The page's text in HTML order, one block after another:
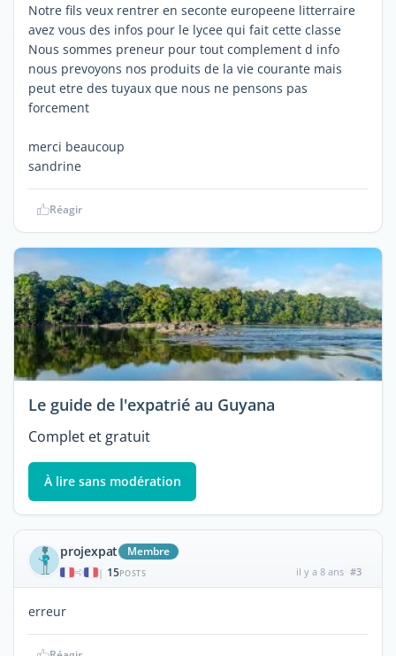
Notre fils veux rentrer en seconte europeene litterraire
avez vous des infos pour le lycee qui fait cette classe
Nous sommes preneur pour tout complement d info
nous prevoyons nos produits de la vie courante mais
peut etre des tuyaux que nous ne pensons pas
forcement
merci beaucoup
sandrine
Réagir
Le guide de l'expatrié au Guyana
Complet et gratuit
À lire sans modération
projexpat Membre
| 15POSTS il y a 8 ans #3
erreur